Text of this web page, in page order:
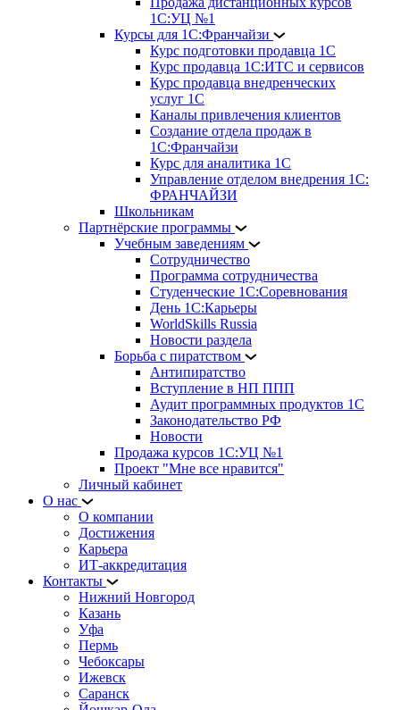
1С:УЦ №1
Курсы для 1С:Франчайзи
Курс подготовки продавца 1С
Курс продавца 1С:ИТС и сервисов
Курс продавца внедренческих
услуг 1С
Каналы привлечения клиентов
Создание отдела продаж в
1С:Франчайзи
Курс для аналитика 1С
Управление отделом внедрения 1С:
ФРАНЧАЙЗИ
Школьникам
Партнёрские программы
Учебным заведениям
Сотрудничество
Программа сотрудничества
Студенческие 1С:Соревнования
День 1С:Карьеры
WorldSkills Russia
Новости раздела
Борьба с пиратством
Антипиратство
Вступление в НП ППП
Аудит программных продуктов 1С
Законодательство РФ
Новости
Продажа курсов 1С:УЦ №1
Проект "Мне все нравится"
Личный кабинет
О нас
О компании
Достижения
Карьера
ИТ-аккредитация
Контакты
Нижний Новгород
Казань
Уфа
Пермь
Чебоксары
Ижевск
Саранск